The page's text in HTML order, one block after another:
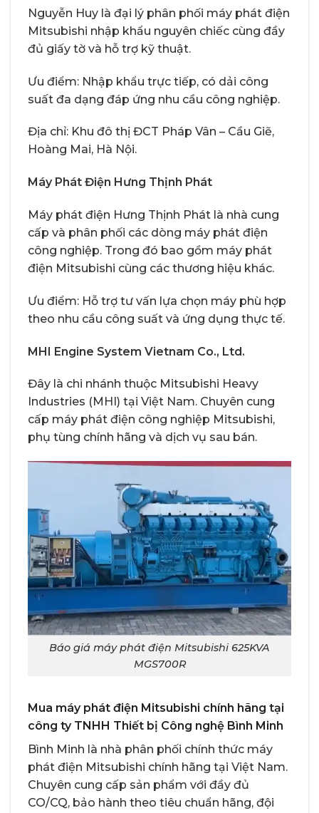
Nguyễn Huy là đại lý phân phối máy phát điện
Mitsubishi nhập khẩu nguyên chiếc cùng đầy
đủ giấy tờ và hỗ trợ kỹ thuật.
Ưu điểm: Nhập khẩu trực tiếp, có dải công
suất đa dạng đáp ứng nhu cầu công nghiệp.
Địa chỉ: Khu đô thị ĐCT Pháp Vân – Cầu Giẽ,
Hoàng Mai, Hà Nội.
Máy Phát Điện Hưng Thịnh Phát
Máy phát điện Hưng Thịnh Phát là nhà cung
cấp và phân phối các dòng máy phát điện
công nghiệp. Trong đó bao gồm máy phát
điện Mitsubishi cùng các thương hiệu khác.
Ưu điểm: Hỗ trợ tư vấn lựa chọn máy phù hợp
theo nhu cầu công suất và ứng dụng thực tế.
MHI Engine System Vietnam Co., Ltd.
Đây là chi nhánh thuộc Mitsubishi Heavy
Industries (MHI) tại Việt Nam. Chuyên cung
cấp máy phát điện công nghiệp Mitsubishi,
phụ tùng chính hãng và dịch vụ sau bán.
Báo giá máy phát điện Mitsubishi 625KVA
MGS700R
Mua máy phát điện Mitsubishi chính hãng tại
công ty TNHH Thiết bị Công nghệ Bình Minh
Bình Minh là nhà phân phối chính thức máy
phát điện Mitsubishi chính hãng tại Việt Nam.
Chuyên cung cấp sản phẩm với đầy đủ
CO/CQ, bảo hành theo tiêu chuẩn hãng, đội